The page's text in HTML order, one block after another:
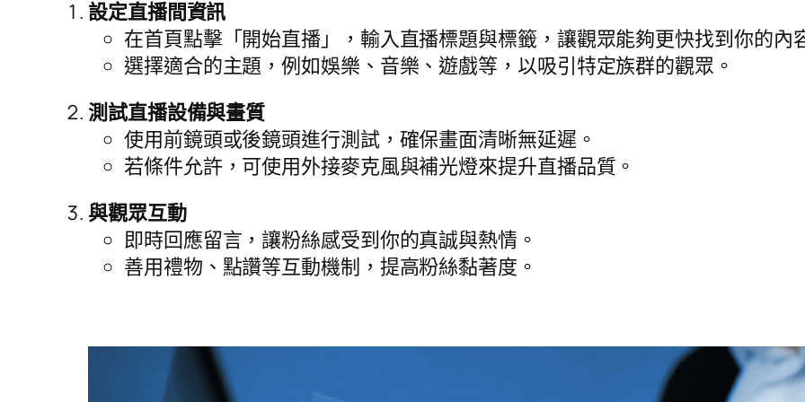
設定直播間資訊
在首頁點擊「開始直播」，輸入直播標題與標籤，讓觀眾能夠更快找到你的內
選擇適合的主題，例如娛樂、音樂、遊戲等，以吸引特定族群的觀眾。
測試直播設備與畫質
使用前鏡頭或後鏡頭進行測試，確保畫面清晰無延遲。
若條件允許，可使用外接麥克風與補光燈來提升直播品質。
與觀眾互動
即時回應留言，讓粉絲感受到你的真誠與熱情。
善用禮物、點讚等互動機制，提高粉絲黏著度。